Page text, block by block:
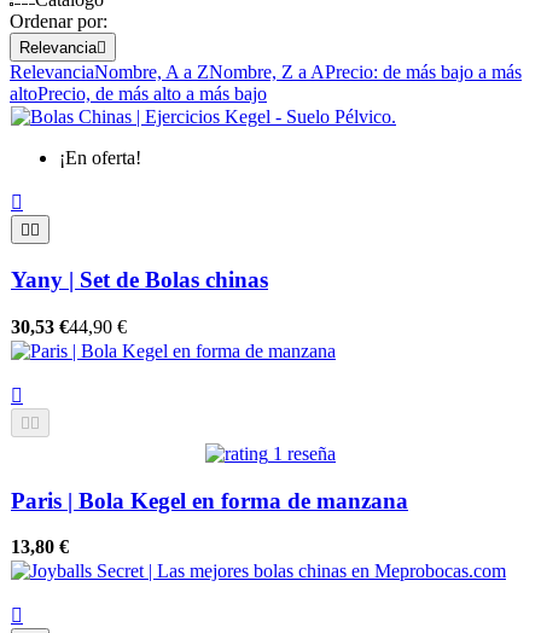
Ordenar por:
Relevancia
RelevanciaNombre, A a ZNombre, Z a APrecio: de más bajo a más
altoPrecio, de más alto a más bajo
¡En oferta!

 
Yany | Set de Bolas chinas
30,53 €44,90 €

 
1 reseña
Paris | Bola Kegel en forma de manzana
13,80 €
